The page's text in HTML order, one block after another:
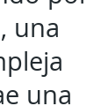
una
una